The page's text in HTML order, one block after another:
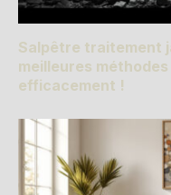
Salpêtre traitement
meilleures
efficacement !